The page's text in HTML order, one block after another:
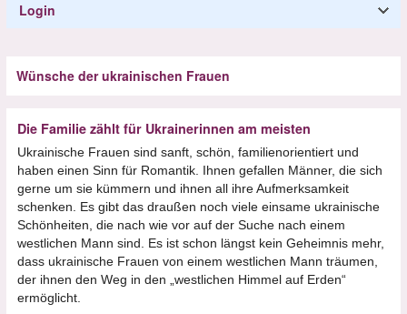
Login
Wünsche der ukrainischen Frauen
Die Familie zählt für Ukrainerinnen am meisten
Ukrainische Frauen sind sanft, schön, familienorientiert und
haben einen Sinn für Romantik. Ihnen gefallen Männer, die sich
gerne um sie kümmern und ihnen all ihre Aufmerksamkeit
schenken. Es gibt das draußen noch viele einsame ukrainische
Schönheiten, die nach wie vor auf der Suche nach einem
westlichen Mann sind. Es ist schon längst kein Geheimnis mehr,
dass ukrainische Frauen von einem westlichen Mann träumen,
der ihnen den Weg in den „westlichen Himmel auf Erden“
ermöglicht.